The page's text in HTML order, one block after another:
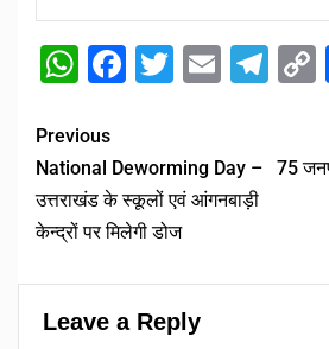
WhatsApp
Facebook
Twitter
Email
Previous
National Deworming Day –
उत्तराखंड के स्कूलों एवं आंगनबाड़ी
केन्द्रों पर मिलेगी डोज
75
Leave a Reply